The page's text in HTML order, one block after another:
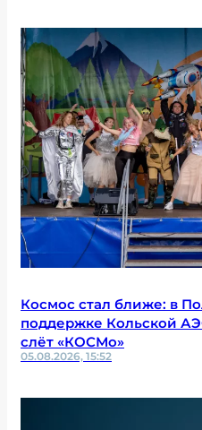
Космос стал ближе: в
поддержке Кольской
слёт «КОСМо»
05.08.2026, 15:52